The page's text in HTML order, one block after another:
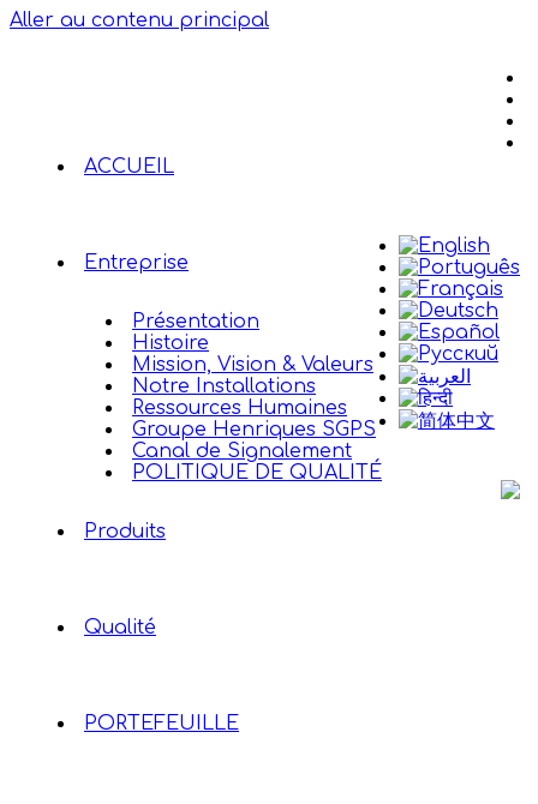
Aller au contenu principal
ACCUEIL
Entreprise
Présentation
Histoire
Mission, Vision & Valeurs
Notre Installations
Ressources Humaines
Groupe Henriques SGPS
Canal de Signalement
POLITIQUE DE QUALITÉ
Produits
Qualité
PORTEFEUILLE